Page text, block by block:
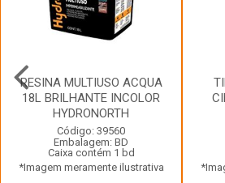
RESINA MULTIUSO ACQUA
18L BRILHANTE INCOLOR
HYDRONORTH
Código: 39560
Embalagem: BD
Caixa contém 1 bd
*Imagem meramente ilustrativa